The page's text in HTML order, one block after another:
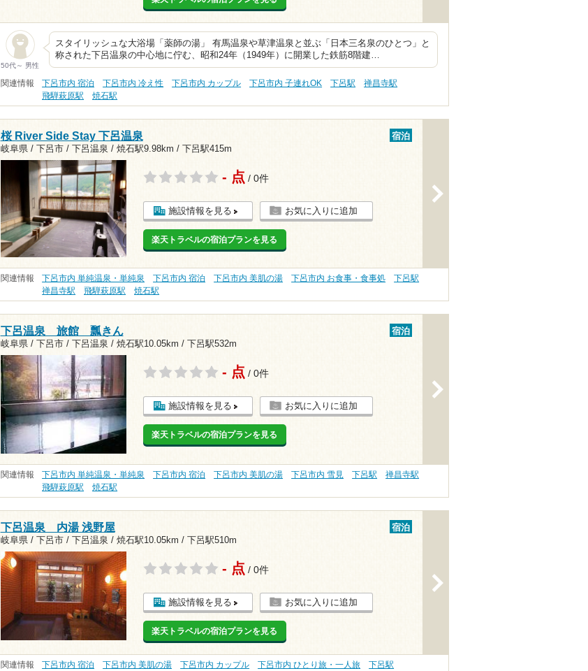
50代～ 男性
スタイリッシュな大浴場「薬師の湯」 有馬温泉や草津温泉と並ぶ「日本三名泉のひとつ」と
称された下呂温泉の中心地に佇む、昭和24年（1949年）に開業した鉄筋8階建…
関連情報 下呂市内 宿泊 下呂市内 冷え性 下呂市内 カップル 下呂市内 子連れOK 下呂駅
禅昌寺駅
飛騨萩原駅
焼石駅
桜 River Side Stay 下呂温泉
岐阜県 / 下呂市 / 下呂温泉 / 焼石駅9.98km / 下呂駅415m
宿泊
- 点 / 0件
施設情報を見る お気に入りに追加
楽天トラベルの宿泊プランを見る
関連情報 下呂市内 単純温泉・単純泉 下呂市内 宿泊 下呂市内 美肌の湯 下呂市内 お食事・食事処
下呂駅
禅昌寺駅
飛騨萩原駅 焼石駅
下呂温泉 旅館 瓢きん
岐阜県 / 下呂市 / 下呂温泉 / 焼石駅10.05km / 下呂駅532m
宿泊
- 点 / 0件
施設情報を見る お気に入りに追加
楽天トラベルの宿泊プランを見る
関連情報 下呂市内 単純温泉・単純泉 下呂市内 宿泊 下呂市内 美肌の湯 下呂市内 雪見 下呂駅
禅昌寺駅
飛騨萩原駅
焼石駅
下呂温泉 内湯 浅野屋
岐阜県 / 下呂市 / 下呂温泉 / 焼石駅10.05km / 下呂駅510m
宿泊
- 点 / 0件
施設情報を見る お気に入りに追加
楽天トラベルの宿泊プランを見る
関連情報 下呂市内 宿泊 下呂市内 美肌の湯 下呂市内 カップル 下呂市内 ひとり旅・一人旅
下呂駅